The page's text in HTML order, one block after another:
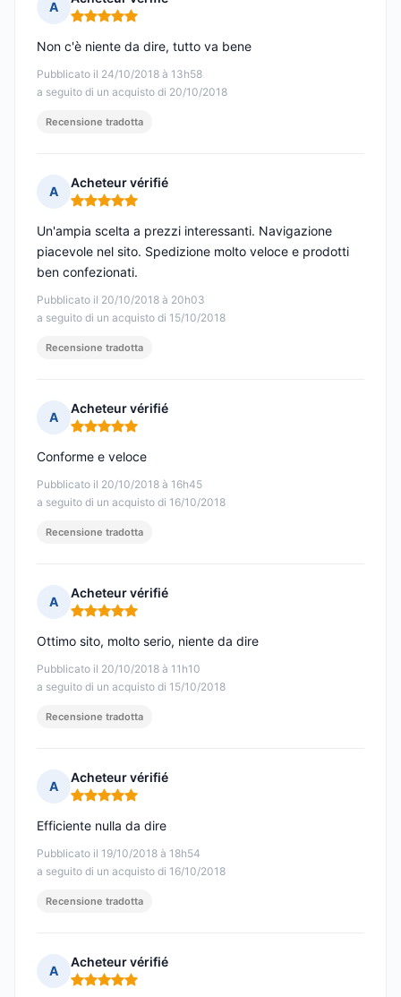
A
Nota: 5 su 5
Pubblicato il 24/10/2018 à 13h58
a seguito di un acquisto di 20/10/2018
Non c'è niente da dire, tutto va bene
Recensione tradotta
A
Acheteur vérifié
Nota: 5 su 5
Pubblicato il 20/10/2018 à 20h03
a seguito di un acquisto di 15/10/2018
Un'ampia scelta a prezzi interessanti. Navigazione
piacevole nel sito. Spedizione molto veloce e prodotti
ben confezionati.
Recensione tradotta
A
Acheteur vérifié
Nota: 5 su 5
Pubblicato il 20/10/2018 à 16h45
a seguito di un acquisto di 16/10/2018
Conforme e veloce
Recensione tradotta
A
Acheteur vérifié
Nota: 5 su 5
Pubblicato il 20/10/2018 à 11h10
a seguito di un acquisto di 15/10/2018
Ottimo sito, molto serio, niente da dire
Recensione tradotta
A
Acheteur vérifié
Nota: 5 su 5
Pubblicato il 19/10/2018 à 18h54
a seguito di un acquisto di 16/10/2018
Efficiente nulla da dire
Recensione tradotta
A
Acheteur vérifié
Nota: 5 su 5